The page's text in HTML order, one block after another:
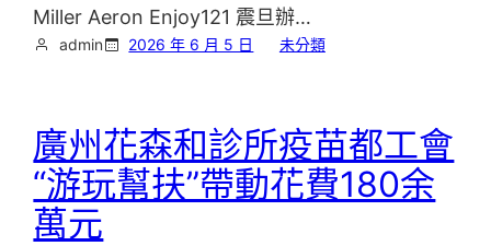
Miller Aeron Enjoy121 震旦辦…
admin 2026 年 6 月 5 日 未分類
廣州花森和診所疫苗都工會
“游玩幫扶”帶動花費180余
萬元